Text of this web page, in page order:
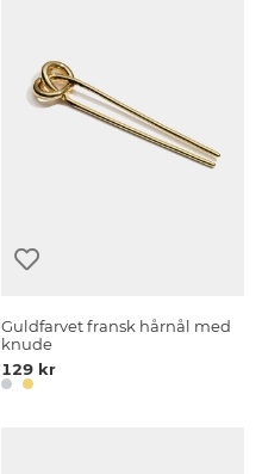
Guldfarvet fransk hårnål med
knude
129 kr